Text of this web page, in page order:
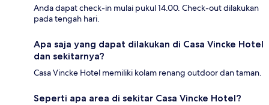
Anda dapat check-in mulai pukul 14.00. Check-out dilakukan
pada tengah hari.
Apa saja yang dapat dilakukan di Casa Vincke Hotel
dan sekitarnya?
Casa Vincke Hotel memiliki kolam renang outdoor dan taman.
Seperti apa area di sekitar Casa Vincke Hotel?